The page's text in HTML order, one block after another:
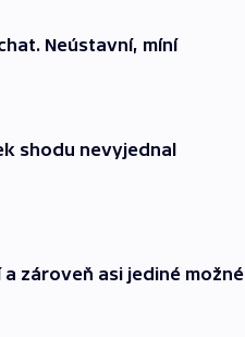
Neústavní, míní
shodu nevyjednal
zároveň asi jediné možné